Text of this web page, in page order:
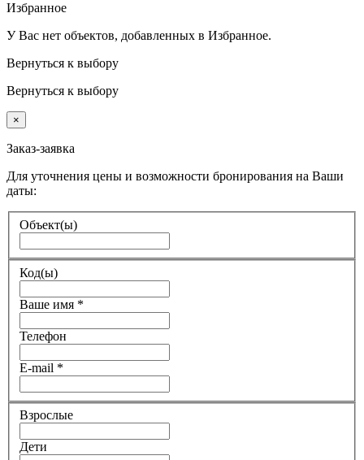
Избранное
У Вас нет объектов, добавленных в Избранное.
Вернуться к выбору
Вернуться к выбору
×
Заказ-заявка
Для уточнения цены и возможности бронирования на Ваши
даты:
Объект(ы)
Код(ы)
Ваше имя *
Телефон
E-mail *
Взрослые
Дети